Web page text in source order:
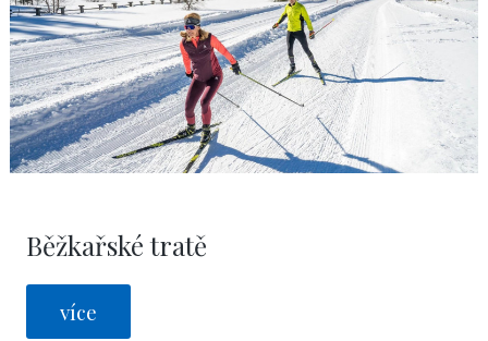
Běžkařské tratě
více